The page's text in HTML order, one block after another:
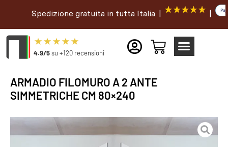
Spedizione gratuita in tutta Italia | |
4.9/5su +120 recensioni
ARMADIO FILOMURO A 2 ANTE
SIMMETRICHE CM 80×240